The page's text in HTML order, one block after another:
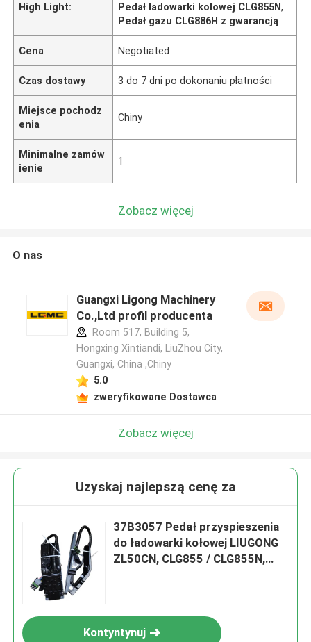
High Light:
Pedał ładowarki kołowej CLG855N,
Pedał gazu CLG886H z gwarancją
Cena Negotiated
Czas dostawy 3 do 7 dni po dokonaniu płatności
Miejsce pochodz
enia
Chiny
Minimalne zamów
ienie
1
Zobacz więcej
O nas
Guangxi Ligong Machinery
Co.,Ltd profil producenta
Room 517, Building 5,
Hongxing Xintiandi, LiuZhou City,
Guangxi, China ,Chiny
5.0
zweryfikowane Dostawca
Zobacz więcej
Uzyskaj najlepszą cenę za
37B3057 Pedał przyspieszenia
do ładowarki kołowej LIUGONG
ZL50CN, CLG855 / CLG855N,
Kontyntynuj